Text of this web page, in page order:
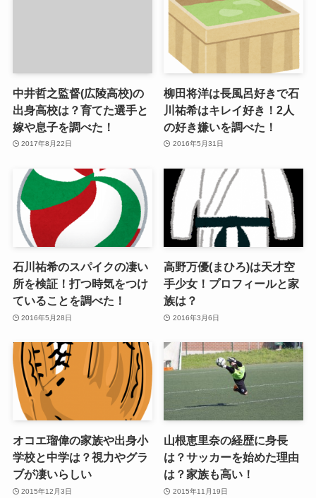
中井哲之監督(広陵高校)の
出身高校は？育てた選手と
嫁や息子を調べた！
2017年8月22日
柳田将洋は長風呂好きで石
川祐希はキレイ好き！2人
の好き嫌いを調べた！
2016年5月31日
石川祐希のスパイクの凄い
所を検証！打つ時気をつけ
ていることを調べた！
2016年5月28日
高野万優(まひろ)は天才空
手少女！プロフィールと家
族は？
2016年3月6日
オコエ瑠偉の家族や出身小
学校と中学は？視力やグラ
ブが凄いらしい
2015年12月3日
山根恵里奈の経歴に身長
は？サッカーを始めた理由
は？家族も高い！
2015年11月19日